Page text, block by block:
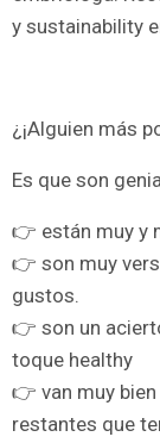
y sustainability
¿¡Alguien más
Es que son
👉 están muy y
👉 son muy
gustos.
👉 son un
toque healthy
👉 van muy
restantes que